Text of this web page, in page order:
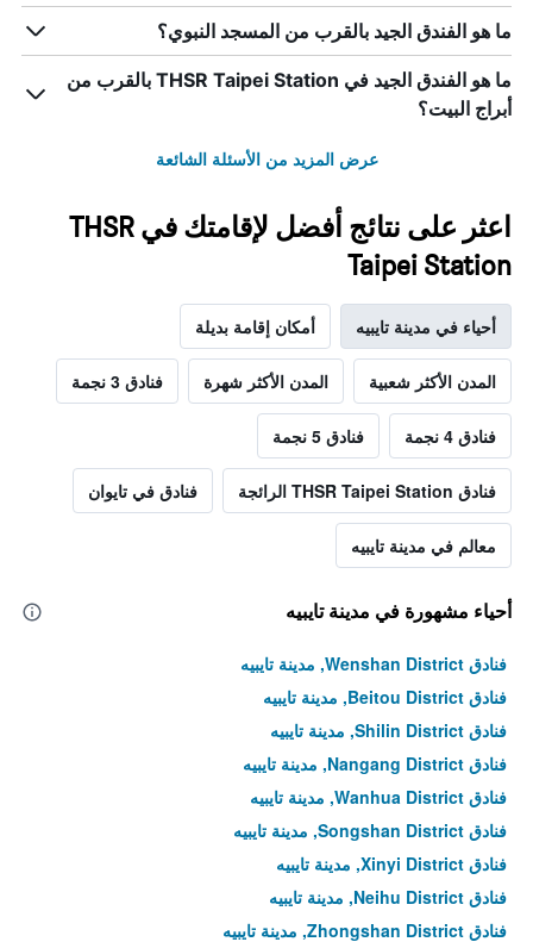
ما هو الفندق الجيد بالقرب من المسجد النبوي؟
ما هو الفندق الجيد في THSR Taipei Station بالقرب من
أبراج البيت؟
عرض المزيد من الأسئلة الشائعة
اعثر على نتائج أفضل لإقامتك في THSR
Taipei Station
أحياء في مدينة تايبيه أمكان إقامة بديلة
المدن الأكثر شعبية المدن الأكثر شهرة فنادق 3 نجمة
فنادق 4 نجمة فنادق 5 نجمة
فنادق THSR Taipei Station الرائجة فنادق في تايوان
معالم في مدينة تايبيه
أحياء مشهورة في مدينة تايبيه
فنادق Wenshan District, مدينة تايبيه
فنادق Beitou District, مدينة تايبيه
فنادق Shilin District, مدينة تايبيه
فنادق Nangang District, مدينة تايبيه
فنادق Wanhua District, مدينة تايبيه
فنادق Songshan District, مدينة تايبيه
فنادق Xinyi District, مدينة تايبيه
فنادق Neihu District, مدينة تايبيه
فنادق Zhongshan District, مدينة تايبيه